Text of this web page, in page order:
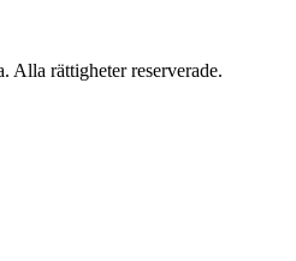
rättigheter reserverade.